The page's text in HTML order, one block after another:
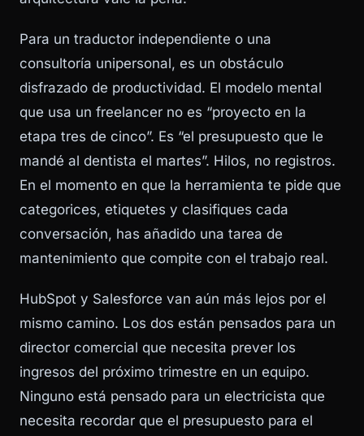
Para un traductor independiente o una
consultoría unipersonal, es un obstáculo
disfrazado de productividad. El modelo mental
que usa un freelancer no es “proyecto en la
etapa tres de cinco”. Es “el presupuesto que le
mandé al dentista el martes”. Hilos, no registros.
En el momento en que la herramienta te pide que
categorices, etiquetes y clasifiques cada
conversación, has añadido una tarea de
mantenimiento que compite con el trabajo real.
HubSpot y Salesforce van aún más lejos por el
mismo camino. Los dos están pensados para un
director comercial que necesita prever los
ingresos del próximo trimestre en un equipo.
Ninguno está pensado para un electricista que
necesita recordar que el presupuesto para el